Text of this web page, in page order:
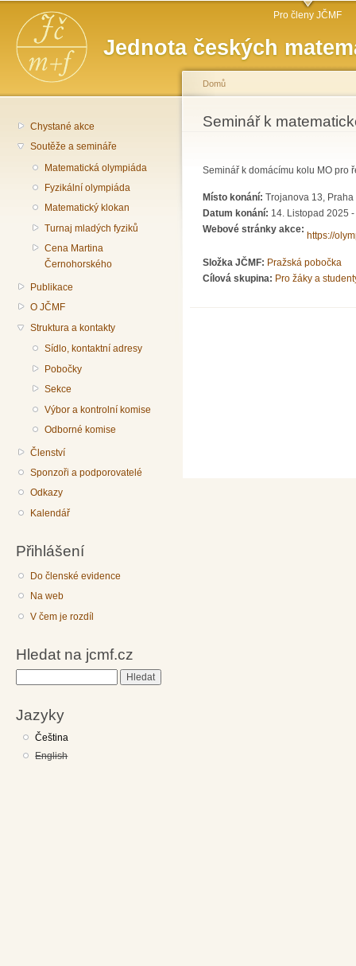
Jednota českých
Hlavní menu Pro členy JČMF
Chystané akce
Soutěže a semináře
Matematická olympiáda
Fyzikální olympiáda
Matematický klokan
Turnaj mladých fyziků
Cena Martina
Černohorského
Publikace
O JČMF
Struktura a kontakty
Sídlo, kontaktní adresy
Pobočky
Sekce
Výbor a kontrolní komise
Odborné komise
Členství
Sponzoři a podporovatelé
Odkazy
Kalendář
Přihlášení
Do členské evidence
Na web
V čem je rozdíl
Hledat na jcmf.cz
Jazyky
Čeština
English
Jste zde
Domů
Seminář k
Seminář k domácímu kolu MO pro
Místo konání: Trojanova 13, Praha
Datum konání: 14. Listopad 2025
Webové stránky akce:
https://
Složka JČMF: Pražská pobočka
Cílová skupina: Pro žáky a